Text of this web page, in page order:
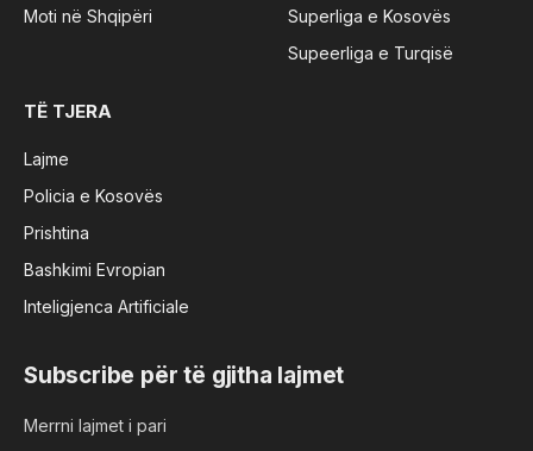
Moti në Shqipëri
Superliga e Kosovës
Supeerliga e Turqisë
TË TJERA
Lajme
Policia e Kosovës
Prishtina
Bashkimi Evropian
Inteligjenca Artificiale
Subscribe për të gjitha lajmet
Merrni lajmet i pari